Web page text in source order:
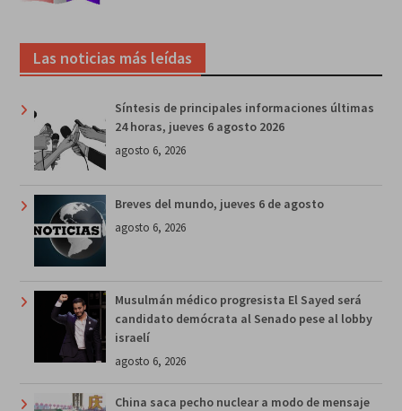
Las noticias más leídas
Síntesis de principales informaciones últimas
24 horas, jueves 6 agosto 2026
agosto 6, 2026
Breves del mundo, jueves 6 de agosto
agosto 6, 2026
Musulmán médico progresista El Sayed será
candidato demócrata al Senado pese al lobby
israelí
agosto 6, 2026
China saca pecho nuclear a modo de mensaje